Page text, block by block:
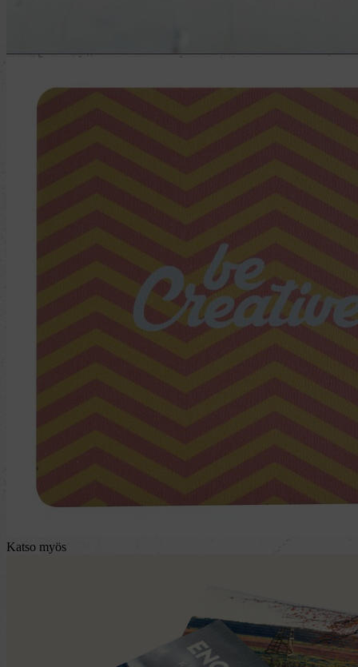
Katso myös